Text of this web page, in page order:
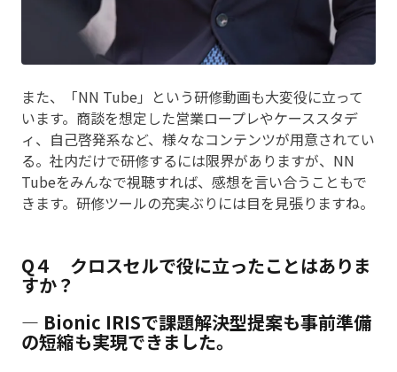
また、「NN Tube」という研修動画も大変役に立って
います。商談を想定した営業ロープレやケーススタデ
ィ、自己啓発系など、様々なコンテンツが用意されてい
る。社内だけで研修するには限界がありますが、NN
Tubeをみんなで視聴すれば、感想を言い合うこともで
きます。研修ツールの充実ぶりには目を見張りますね。
Q４ クロスセルで役に立ったことはありま
すか？
― Bionic IRISで課題解決型提案も事前準備
の短縮も実現できました。